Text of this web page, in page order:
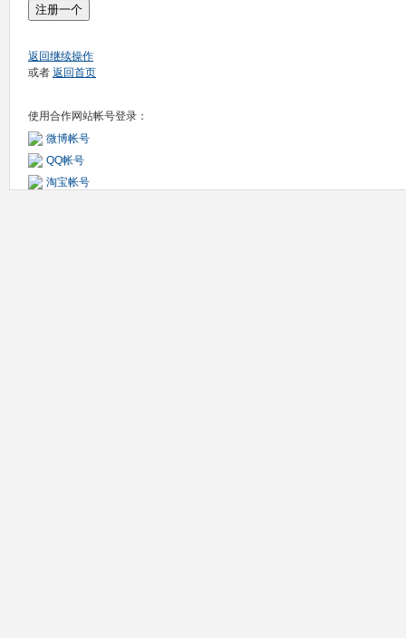
注册一个
返回继续操作
或者 返回首页
使用合作网站帐号登录：
微博帐号
QQ帐号
淘宝帐号